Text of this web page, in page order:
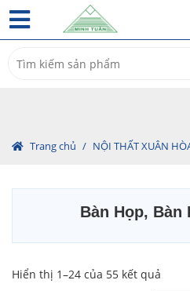
for:
Trang chủ / NỘI THẤT XUÂN
Bàn Họp, Bàn
Hiển thị 1–24 của 55 kết quả